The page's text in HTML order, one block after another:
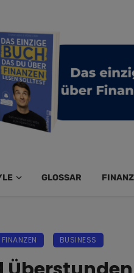
GLOSSAR
FINANZEN BUSINESS